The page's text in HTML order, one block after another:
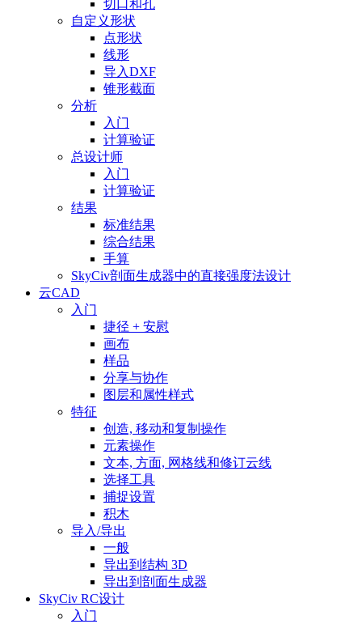
切口和孔
自定义形状
点形状
线形
导入DXF
锥形截面
分析
入门
计算验证
总设计师
入门
计算验证
结果
标准结果
综合结果
手算
SkyCiv剖面生成器中的直接强度法设计
云CAD
入门
捷径 + 安慰
画布
样品
分享与协作
图层和属性样式
特征
创造, 移动和复制操作
元素操作
文本, 方面, 网格线和修订云线
选择工具
捕捉设置
积木
导入/导出
一般
导出到结构 3D
导出到剖面生成器
SkyCiv RC设计
入门